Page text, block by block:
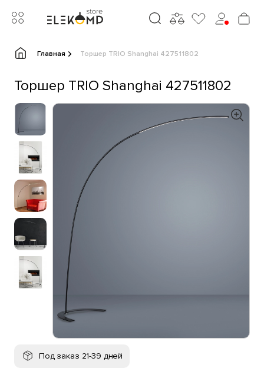
Главная Торшер TRIO Shanghai 427511802
Торшер TRIO Shanghai 427511802
Под заказ 21-39 дней